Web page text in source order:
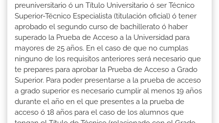
preuniversitario ó un Título Universitario ó ser Técnico
Superior-Técnico Especialista (titulación oficial) ó tener
aprobado el segundo curso de bachillerato ó haber
superado la Prueba de Acceso a la Universidad para
mayores de 25 años. En el caso de que no cumplas
ninguno de los requisitos anteriores será necesario que
te prepares para aprobar la Prueba de Acceso a Grado
Superior. Para poder presentarse a la prueba de acceso
a grado superior es necesario cumplir al menos 19 años
durante el año en el que presentes a la prueba de
acceso ó 18 años para el caso de los alumnos que